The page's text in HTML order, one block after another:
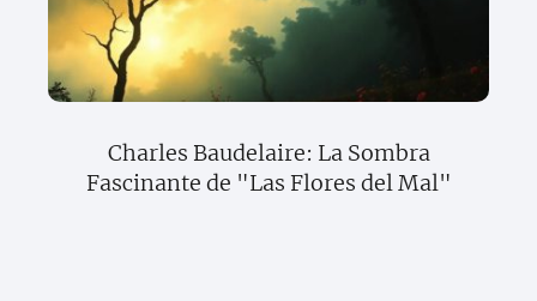
Charles Baudelaire: La Sombra
Fascinante de "Las Flores del Mal"